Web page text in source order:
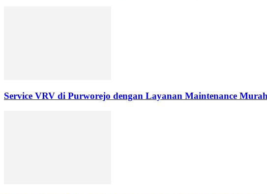
Service VRV di Purworejo dengan Layanan Maintenance